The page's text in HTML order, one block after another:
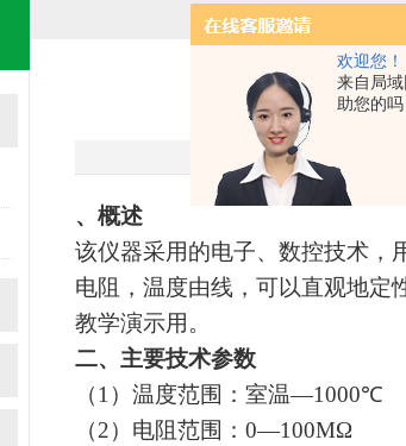
欢迎您！
来自局
助您的吗
、概述
该仪器采用的电子、数控技术，
电阻，温度由线，可以直观地定
教学演示用。
二、主要技术参数
（1 ）温度范围：室温—1000℃
（2）电阻范围： 0—100MΩ